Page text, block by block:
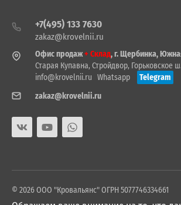
+7(495) 133 7630
zakaz@krovelnii.ru
Офис продаж+ Склад, г. Щербинка,
Старая Купавна, Стройдвор, Горьковское
info@krovelnii.ru Whatsapp
Telegram
zakaz@krovelnii.ru
© 2026 ООО "Кровальянс" ОГРН 5077746334661